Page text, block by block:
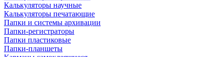
Калькуляторы научные
Калькуляторы печатающие
Папки и системы архивации
Папки-регистраторы
Папки пластиковые
Папки-планшеты